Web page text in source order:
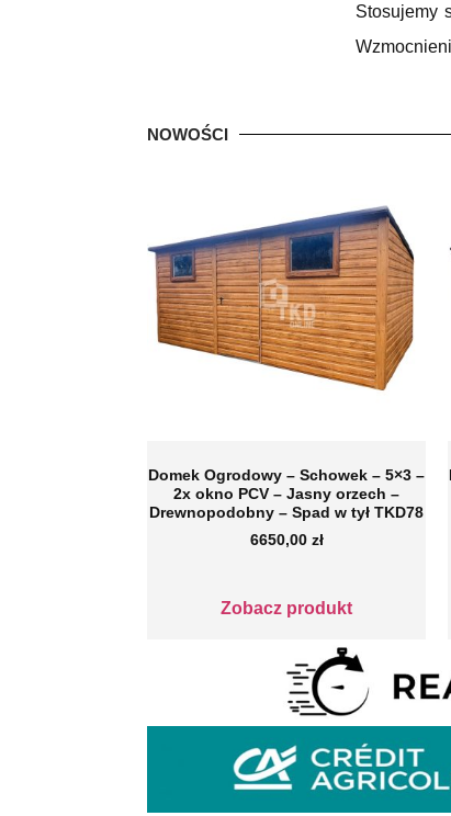
Stosujemy
NOWOŚCI
Domek Ogrodowy – Schowek – 5×3 –
2x okno PCV – Jasny orzech –
Drewnopodobny – Spad w tył TKD78
6650,00 zł
Zobacz produkt